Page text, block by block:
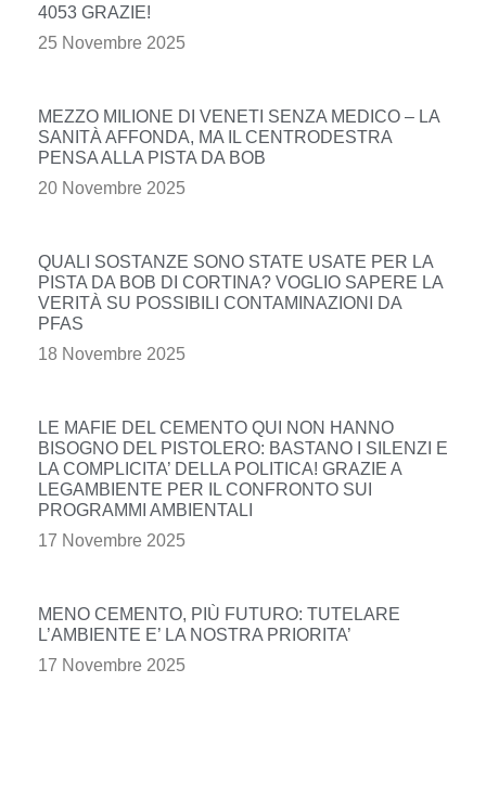
4053 GRAZIE!
25 Novembre 2025
MEZZO MILIONE DI VENETI SENZA MEDICO – LA
SANITÀ AFFONDA, MA IL CENTRODESTRA
PENSA ALLA PISTA DA BOB
20 Novembre 2025
QUALI SOSTANZE SONO STATE USATE PER LA
PISTA DA BOB DI CORTINA? VOGLIO SAPERE LA
VERITÀ SU POSSIBILI CONTAMINAZIONI DA
PFAS
18 Novembre 2025
LE MAFIE DEL CEMENTO QUI NON HANNO
BISOGNO DEL PISTOLERO: BASTANO I SILENZI E
LA COMPLICITA’ DELLA POLITICA! GRAZIE A
LEGAMBIENTE PER IL CONFRONTO SUI
PROGRAMMI AMBIENTALI
17 Novembre 2025
MENO CEMENTO, PIÙ FUTURO: TUTELARE
L’AMBIENTE E’ LA NOSTRA PRIORITA’
17 Novembre 2025